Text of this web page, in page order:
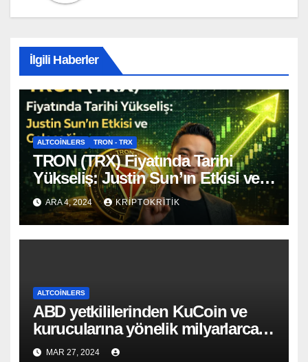
İlgili Haberler
ALTCOINLERS TRON - TRX
TRON (TRX) Fiyatında Tarihi
Yükseliş: Justin Sun’ın Etkisi ve
Geleceği
ARA 4, 2024 KRIPTOKRITIK
ALTCOINLERS
ABD yetkililerinden KuCoin ve
kurucularına yönelik milyarlarca
dolarlık suçlama!
MAR 27, 2024